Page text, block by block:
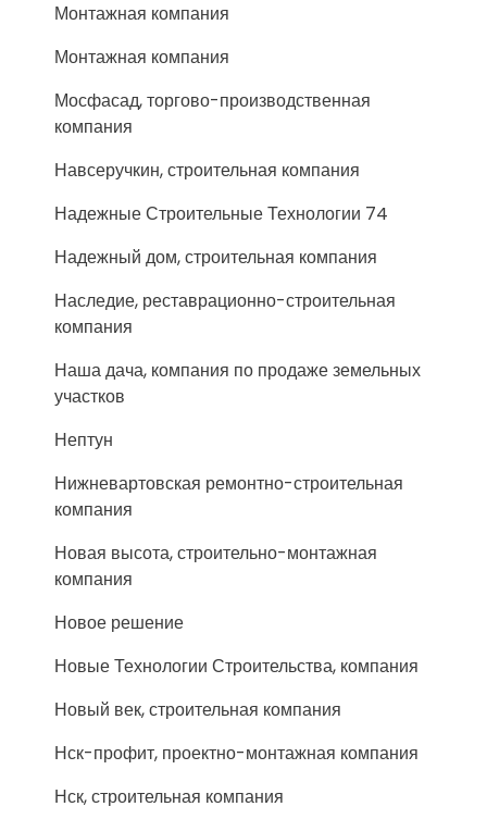
Монтажная компания
Монтажная компания
Мосфасад, торгово-производственная
компания
Навсеручкин, строительная компания
Надежные Строительные Технологии 74
Надежный дом, строительная компания
Наследие, реставрационно-строительная
компания
Наша дача, компания по продаже земельных
участков
Нептун
Нижневартовская ремонтно-строительная
компания
Новая высота, строительно-монтажная
компания
Новое решение
Новые Технологии Строительства, компания
Новый век, строительная компания
Нск-профит, проектно-монтажная компания
Нск, строительная компания